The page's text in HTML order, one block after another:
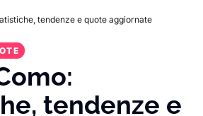
tendenze e quote aggiornate
tendenze e